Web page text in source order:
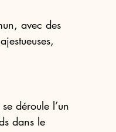
avec des
déroule l’un
dans le